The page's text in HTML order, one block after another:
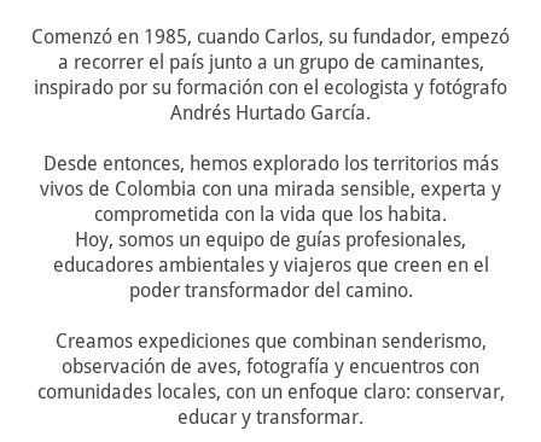
Comenzó en 1985, cuando Carlos, su fundador, empezó
a recorrer el país junto a un grupo de caminantes,
inspirado por su formación con el ecologista y fotógrafo
Andrés Hurtado García.
Desde entonces, hemos explorado los territorios más
vivos de Colombia con una mirada sensible, experta y
comprometida con la vida que los habita.
Hoy, somos un equipo de guías profesionales,
educadores ambientales y viajeros que creen en el
poder transformador del camino.
Creamos expediciones que combinan senderismo,
observación de aves, fotografía y encuentros con
comunidades locales, con un enfoque claro: conservar,
educar y transformar.